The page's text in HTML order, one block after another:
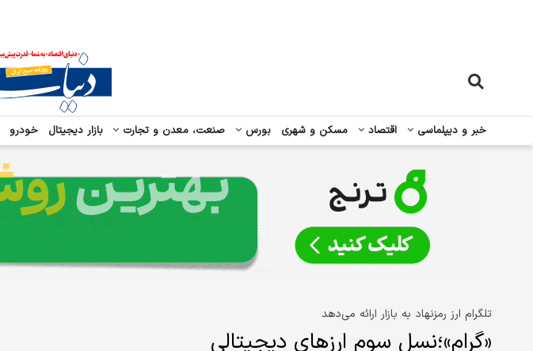
خبر و دیپلماسی اقتصاد مسکن و شهری بورس صنعت، معدن و تجارت بازار دیجیتال خودرو
تلگرام ارز رمزنهاد به بازار ارائه می‌دهد
«گرام»؛نسل سوم ارزهای دیجیتالی